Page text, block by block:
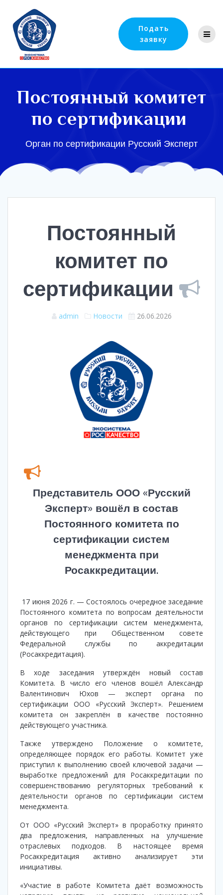
Подать
заявку
Постоянный комитет
по сертификации
Орган по сертификации Русский Эксперт
Постоянный
комитет по
сертификации
admin Новости 26.06.2026
Представитель ООО «Русский
Эксперт» вошёл в состав
Постоянного комитета по
сертификации систем
менеджмента при
Росаккредитации.
17 июня 2026 г. — Состоялось очередное заседание
Постоянного комитета по вопросам деятельности
органов по сертификации систем менеджмента,
действующего при Общественном совете
Федеральной службы по аккредитации
(Росаккредитация).
​В ходе заседания утверждён новый состав
Комитета. В число его членов вошёл Александр
Валентинович Юхов — эксперт органа по
сертификации ООО «Русский Эксперт». Решением
комитета он закреплён в качестве постоянно
действующего участника.
​Также утверждено Положение о комитете,
определяющее порядок его работы. Комитет уже
приступил к выполнению своей ключевой задачи —
выработке предложений для Росаккредитации по
совершенствованию регуляторных требований к
деятельности органов по сертификации систем
менеджмента.
​От ООО «Русский Эксперт» в проработку принято
два предложения, направленных на улучшение
отраслевых подходов. В настоящее время
Росаккредитация активно анализирует эти
инициативы.
​«Участие в работе Комитета даёт возможность